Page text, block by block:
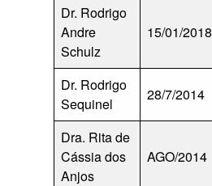
Dr. Rodrigo
Andre
Schulz
15/01/2018
Dr. Rodrigo
Sequinel
28/7/2014
Dra. Rita de
Cássia dos
Anjos
AGO/2014